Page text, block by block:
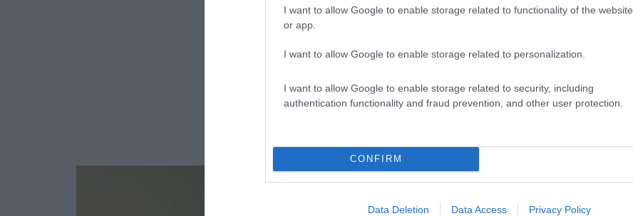
I want to allow Google to enable storage related to functionality of the website
or app.
I want to allow Google to enable storage related to personalization.
I want to allow Google to enable storage related to security, including
authentication functionality and fraud prevention, and other user protection.
CONFIRM
Data Deletion Data Access Privacy Policy